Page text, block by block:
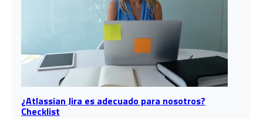
¿Atlassian Jira es adecuado para nosotros?
Checklist